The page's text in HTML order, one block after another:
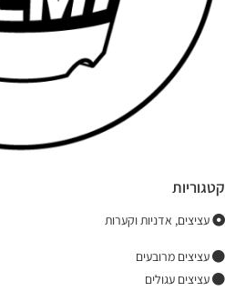
קטגוריות
עציצים, אדניות וקערות
עציצים מרובעים
עציצים עגולים